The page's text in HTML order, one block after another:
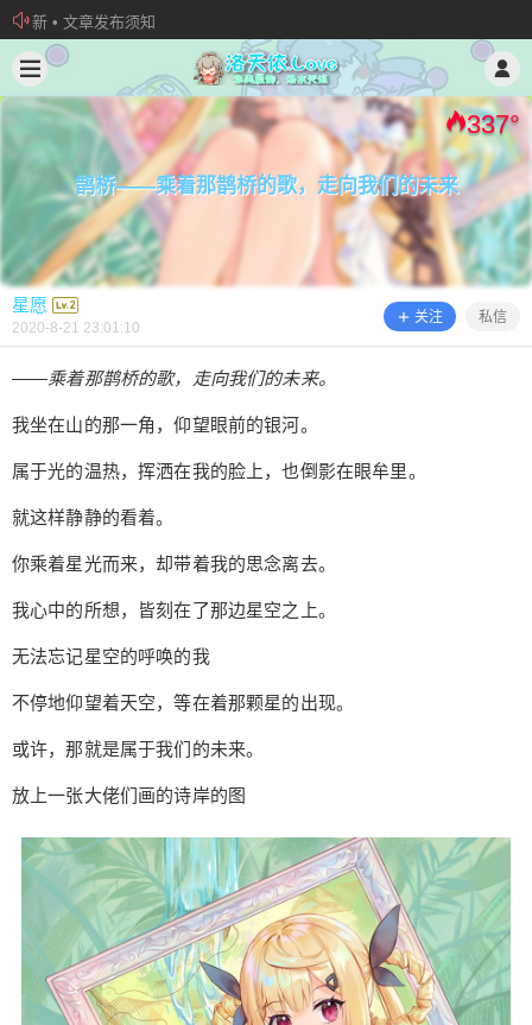
欢迎加入“VOCALOID洛天依“QQ群！
加入本站管理团队
新 • 文章发布须知
鹊桥——乘着那鹊桥的歌，走向我们的未来
337°
星愿
2020-8-21 23:01:10
关注 私信
——乘着那鹊桥的歌，走向我们的未来。
我坐在山的那一角，仰望眼前的银河。
属于光的温热，挥洒在我的脸上，也倒影在眼牟里。
就这样静静的看着。
你乘着星光而来，却带着我的思念离去。
我心中的所想，皆刻在了那边星空之上。
无法忘记星空的呼唤的我
不停地仰望着天空，等在着那颗星的出现。
或许，那就是属于我们的未来。
放上一张大佬们画的诗岸的图
星愿 @ 洛天依.Love
鹊桥——乘着那鹊桥的歌，走向我们的
未来
——乘着那鹊桥的歌，走向我们的未来。 我坐在山
在我的脸上，也倒影在眼牟里。 就这样静静的看
着。 你乘着星光而来，却带着我的思念离去。 我心
的呼唤的我 不停地仰望着天空，等在着那颗星的出
现。 或许，那就是属于我们的未来。 放上一张大佬
usic.163.com/m/song/1377624751/?userid=13309
92661 (来自@网易云音乐)